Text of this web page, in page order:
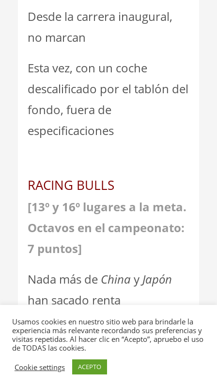
Desde la carrera inaugural,
no marcan
Esta vez, con un coche
descalificado por el tablón del
fondo, fuera de
especificaciones
RACING BULLS
[13º y 16º lugares a la meta.
Octavos en el campeonato:
7 puntos]
Nada más de China y Japón
han sacado renta
ASTON MARTIN
[15º lugar y 17º en este
Usamos cookies en nuestro sitio web para brindarle la
experiencia más relevante recordando sus preferencias y
visitas repetidas. Al hacer clic en “Acepto”, apruebo el uso
de TODAS las cookies.
Cookie settings
ACEPTO